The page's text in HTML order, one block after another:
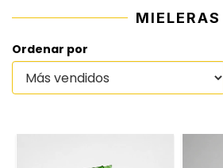
MIELERAS
Ordenar por